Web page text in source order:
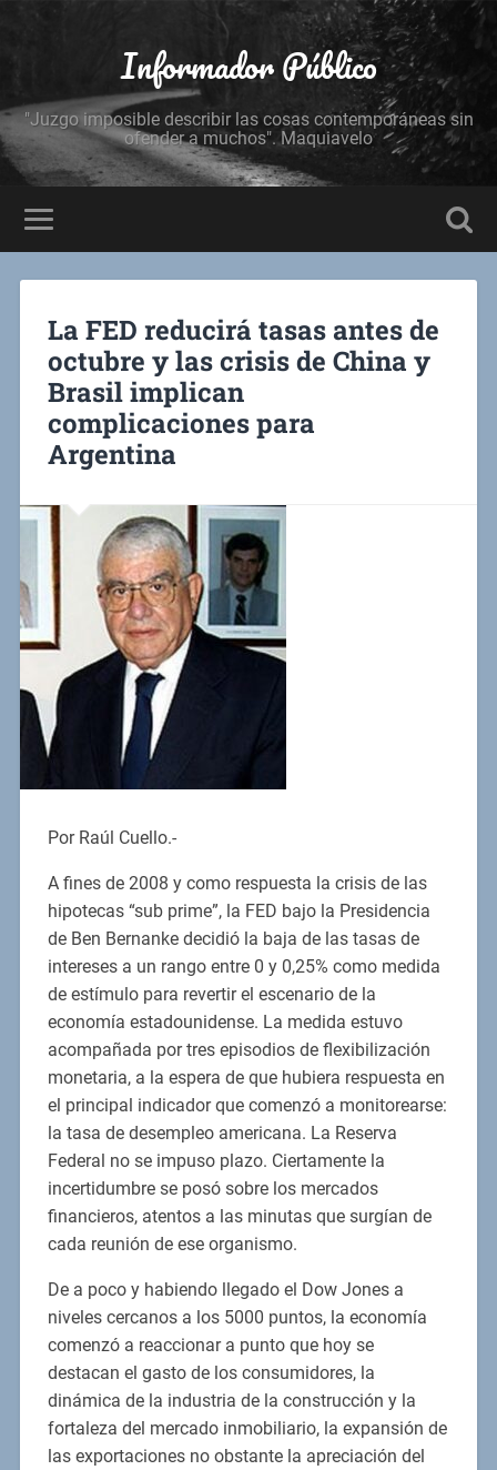
Informador Público
"Juzgo imposible describir las cosas contemporáneas sin
ofender a muchos". Maquiavelo
La FED reducirá tasas antes de
octubre y las crisis de China y
Brasil implican
complicaciones para
Argentina
Por Raúl Cuello.-
A fines de 2008 y como respuesta la crisis de las
hipotecas “sub prime”, la FED bajo la Presidencia
de Ben Bernanke decidió la baja de las tasas de
intereses a un rango entre 0 y 0,25% como medida
de estímulo para revertir el escenario de la
economía estadounidense. La medida estuvo
acompañada por tres episodios de flexibilización
monetaria, a la espera de que hubiera respuesta en
el principal indicador que comenzó a monitorearse:
la tasa de desempleo americana. La Reserva
Federal no se impuso plazo. Ciertamente la
incertidumbre se posó sobre los mercados
financieros, atentos a las minutas que surgían de
cada reunión de ese organismo.
De a poco y habiendo llegado el Dow Jones a
niveles cercanos a los 5000 puntos, la economía
comenzó a reaccionar a punto que hoy se
destacan el gasto de los consumidores, la
dinámica de la industria de la construcción y la
fortaleza del mercado inmobiliario, la expansión de
las exportaciones no obstante la apreciación del